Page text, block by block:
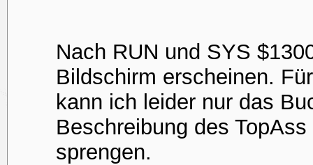
Nach RUN und SYS
Bildschirm erscheinen.
kann ich leider nur das
Beschreibung des
sprengen.